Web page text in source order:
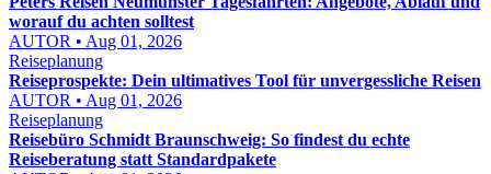
worauf du achten solltest
AUTOR • Aug 01, 2026
Reiseplanung
Reiseprospekte: Dein ultimatives Tool für unvergessliche Reisen
AUTOR • Aug 01, 2026
Reiseplanung
Reisebüro Schmidt Braunschweig: So findest du echte
Reiseberatung statt Standardpakete